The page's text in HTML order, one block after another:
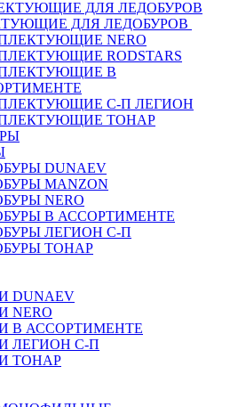
ДЛЯ ЛЕДОБУРОВ
NERO
RODSTARS
В
С-П ЛЕГИОН
ТОНАР
DUNAEV
MANZON
NERO
В АССОРТИМЕНТЕ
ЛЕГИОН С-П
ТОНАР
DUNAEV
NERO
В АССОРТИМЕНТЕ
ЛЕГИОН С-П
ТОНАР